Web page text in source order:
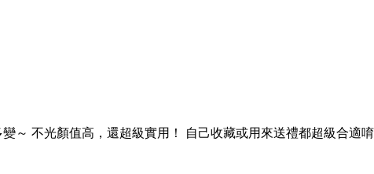
～ 不光顏值高，還超級實用！ 自己收藏或用來送禮都超級合適唷